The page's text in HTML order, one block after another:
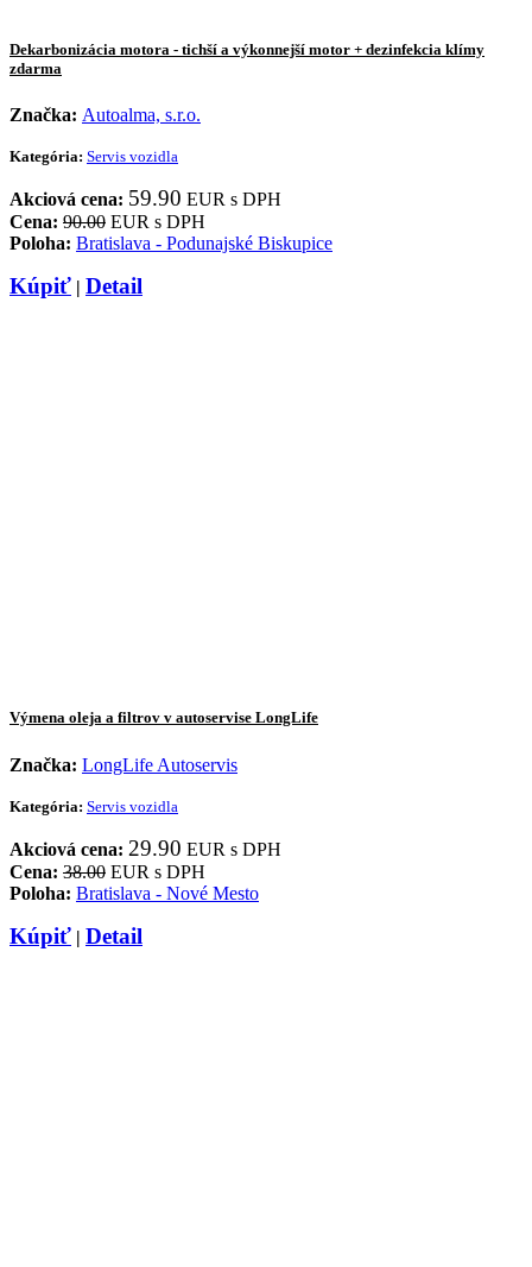
Dekarbonizácia motora - tichší a výkonnejší motor + dezinfekcia klímy
zdarma
Značka: Autoalma, s.r.o.
Kategória: Servis vozidla
Akciová cena: 59.90 EUR s DPH
Cena: 90.00 EUR s DPH
Poloha: Bratislava - Podunajské Biskupice
Kúpiť Detail
Výmena oleja a filtrov v autoservise LongLife
Značka: LongLife Autoservis
Kategória: Servis vozidla
Akciová cena: 29.90 EUR s DPH
Cena: 38.00 EUR s DPH
Poloha: Bratislava - Nové Mesto
Kúpiť | Detail